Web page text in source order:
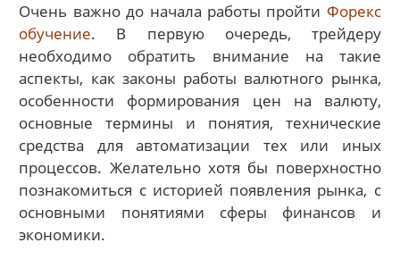
Очень важно до начала работы пройти Форекс
обучение. В первую очередь, трейдеру
необходимо обратить внимание на такие
аспекты, как законы работы валютного рынка,
особенности формирования цен на валюту,
основные термины и понятия, технические
средства для автоматизации тех или иных
процессов. Желательно хотя бы поверхностно
познакомиться с историей появления рынка, с
основными понятиями сферы финансов и
экономики.